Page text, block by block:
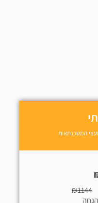
המשכנתאות
₪1144